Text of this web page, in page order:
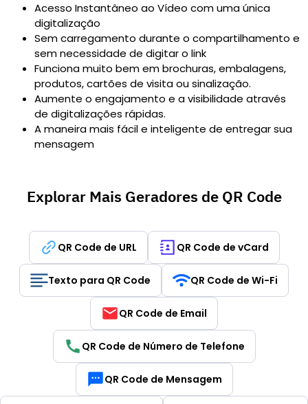
Acesso Instantâneo ao Vídeo com uma única
digitalização
Sem carregamento durante o compartilhamento e
sem necessidade de digitar o link
Funciona muito bem em brochuras, embalagens,
produtos, cartões de visita ou sinalização.
Aumente o engajamento e a visibilidade através
de digitalizações rápidas.
A maneira mais fácil e inteligente de entregar sua
mensagem
Explorar Mais Geradores de QR Code
QR Code de URL QR Code de vCard
Texto para QR Code QR Code de Wi-Fi
QR Code de Email
QR Code de Número de Telefone
QR Code de Mensagem